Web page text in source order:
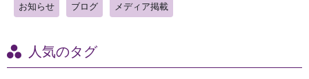
お知らせ ブログ メディア掲載
人気のタグ